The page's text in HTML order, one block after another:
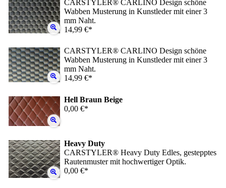
CARSTYLER® CARLINO Design schöne
Wabben Musterung in Kunstleder mit einer 3
mm Naht.
14,99 €*
CARSTYLER® CARLINO Design schöne
Wabben Musterung in Kunstleder mit einer 3
mm Naht.
14,99 €*
Hell Braun Beige
0,00 €*
Heavy Duty
CARSTYLER® Heavy Duty Edles, gestepptes
Rautenmuster mit hochwertiger Optik.
0,00 €*